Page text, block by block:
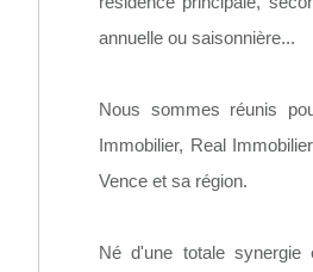
annuelle ou saisonnière...
Nous sommes réunis
Immobilier, Real
Vence et sa région.
Né d'une totale synergie